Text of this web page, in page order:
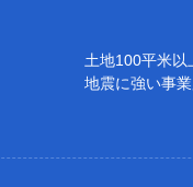
土地100平米以
地震に強い事